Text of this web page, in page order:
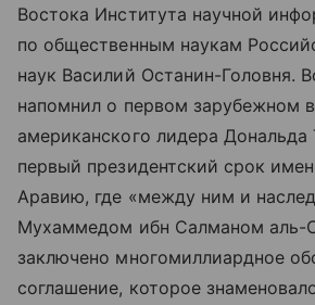
Востока Института научной
по общественным наукам
наук Василий Останин-Головня.
напомнил о первом зарубежном
американского лидера Дональда
первый президентский срок
Аравию, где «между ним и
Мухаммедом ибн Салманом аль-
заключено многомиллиардное
соглашение, которое